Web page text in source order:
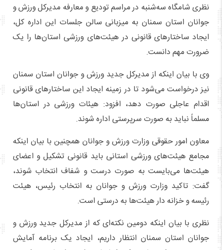
نظری شامگاه سه‌شنبه در مراسم تودیع و معارفه مدیرکل ورزش و
جوانان استان سمنان به میزبانی سالن جلسات این اداره کل،
ایجاد ساختارهای قانونی در هیئت‌های ورزشی استان‌ها را یک
ضرورت مهم دانست.
وی با بیان اینکه از مدیرکل جدید ورزش و جوانان استان سمنان
نیز درخواست می‌شود تا در زمینه ایجاد این ساختارهای قانونی
اقدام عاجلی صورت دهد، افزود: هیئات ورزشی در استان‌ها
مسلماً نباید به صورت سرپرستی اداره شوند.
معاون امور حقوقی وزارت ورزش و جوانان همچنین با بیان اینکه
مجامع هیئت‌های ورزشی استانی باید قانونی تشکیل و اعضای
هیئت‌ها می‌بایست به صورت درست و شفاف انتخاب شوند،
گفت: تاکید وزارت ورزش و جوانان به انتخاب رئیس، هیئت
رئیسه و خزانه دار هیئت‌ها به درستی است.
نظری با بیان اینکه دومین نکته‌ای که از مدیرکل جدید ورزش و
جوانان استان سمنان انتظار داریم، ایجاد یک برنامه آمایش